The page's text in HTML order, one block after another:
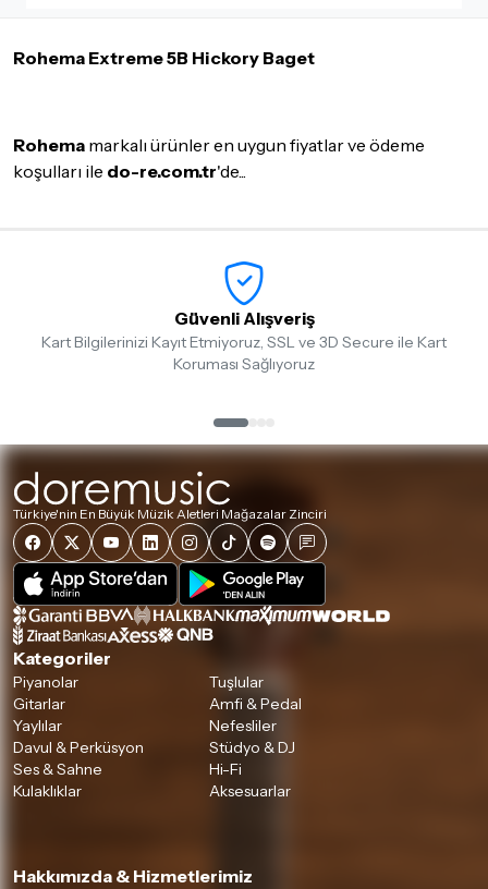
eksiksiz olması gerekmektedir. Satın almış olduğunuz ürünü
İade ve değişim koşulları, ürün kategorilerine göre farklılık
gösterebilir. Lütfen satın almadan önce ilgili ürünün
iade/değişim şartlarını kontrol ettiğinizden emin olun.
Rohema Extreme 5B Hickory Baget
Rohema markalı ürünler en uygun fiyatlar ve ödeme
koşulları ile do-re.com.tr'de...
Güvenli Alışveriş
Kart Bilgilerinizi Kayıt Etmiyoruz, SSL ve 3D Secure ile Kart
Koruması Sağlıyoruz
Türkiye'nin En Büyük Müzik Aletleri Mağazalar Zinciri
Kategoriler
Piyanolar
Tuşlular
Gitarlar
Amfi & Pedal
Yaylılar
Nefesliler
Davul & Perküsyon
Stüdyo & DJ
Ses & Sahne
Hi-Fi
Kulaklıklar
Aksesuarlar
Hakkımızda & Hizmetlerimiz